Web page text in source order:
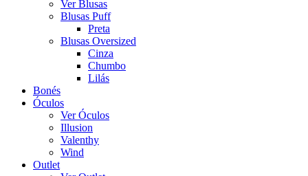
Ver Blusas
Blusas Puff
Preta
Blusas Oversized
Cinza
Chumbo
Lilás
Bonés
Óculos
Ver Óculos
Illusion
Valenthy
Wind
Outlet